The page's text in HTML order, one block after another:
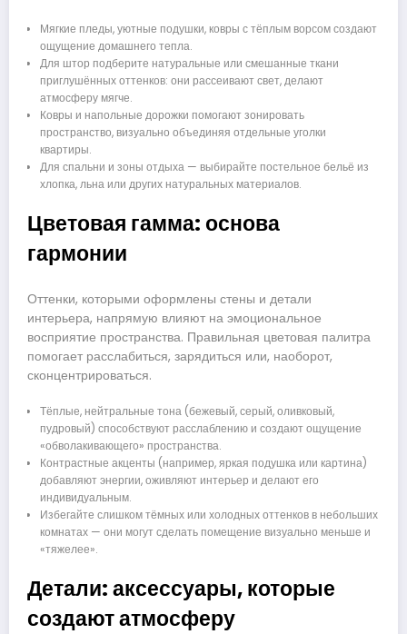
Мягкие пледы, уютные подушки, ковры с тёплым ворсом создают
ощущение домашнего тепла.
Для штор подберите натуральные или смешанные ткани
приглушённых оттенков: они рассеивают свет, делают
атмосферу мягче.
Ковры и напольные дорожки помогают зонировать
пространство, визуально объединяя отдельные уголки
квартиры.
Для спальни и зоны отдыха — выбирайте постельное бельё из
хлопка, льна или других натуральных материалов.
Цветовая гамма: основа
гармонии
Оттенки, которыми оформлены стены и детали
интерьера, напрямую влияют на эмоциональное
восприятие пространства. Правильная цветовая палитра
помогает расслабиться, зарядиться или, наоборот,
сконцентрироваться.
Тёплые, нейтральные тона (бежевый, серый, оливковый,
пудровый) способствуют расслаблению и создают ощущение
«обволакивающего» пространства.
Контрастные акценты (например, яркая подушка или картина)
добавляют энергии, оживляют интерьер и делают его
индивидуальным.
Избегайте слишком тёмных или холодных оттенков в небольших
комнатах — они могут сделать помещение визуально меньше и
«тяжелее».
Детали: аксессуары, которые
создают атмосферу